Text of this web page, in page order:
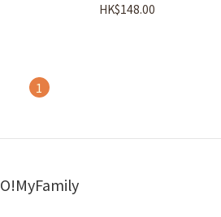
HK$148.00
1
O!MyFamily